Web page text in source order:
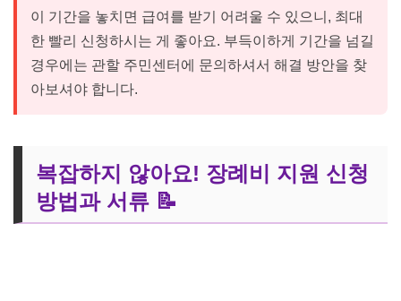
이 기간을 놓치면 급여를 받기 어려울 수 있으니, 최대
한 빨리 신청하시는 게 좋아요. 부득이하게 기간을 넘길
경우에는 관할 주민센터에 문의하셔서 해결 방안을 찾
아보셔야 합니다.
복잡하지 않아요! 장례비 지원 신청
방법과 서류 📝